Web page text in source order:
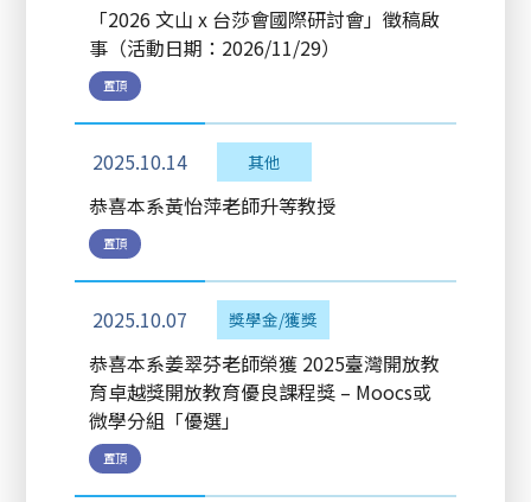
「2026 文山 x 台莎會國際研討會」徵稿啟
事（活動日期：2026/11/29）
置頂
2025.10.14 其他
恭喜本系黃怡萍老師升等教授
置頂
2025.10.07 獎學金/獲獎
恭喜本系姜翠芬老師榮獲 2025臺灣開放教
育卓越獎開放教育優良課程獎 – Moocs或
微學分組「優選」
置頂